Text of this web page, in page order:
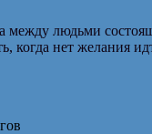
людьми
когда нет желания